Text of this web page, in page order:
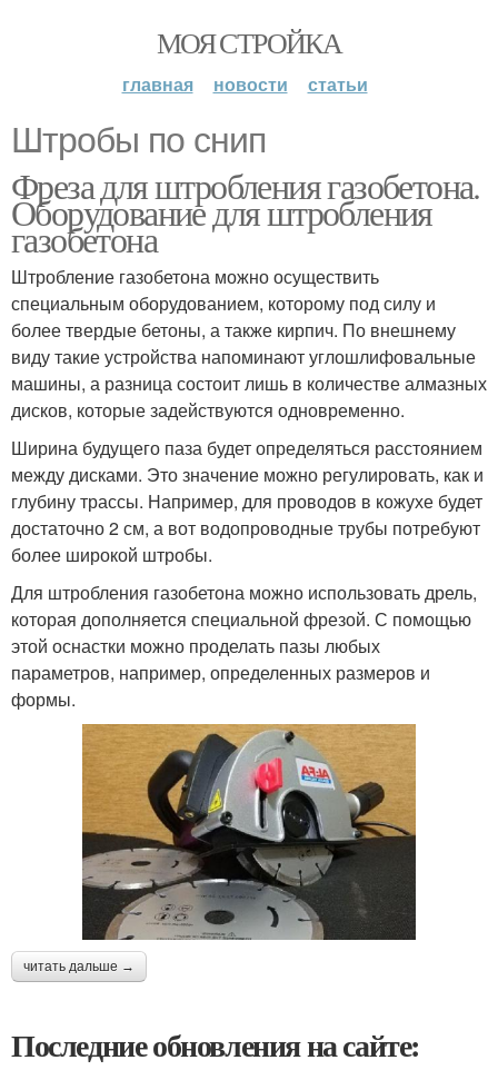
МОЯ СТРОЙКА
главная новости статьи
Штробы по снип
Фреза для штробления газобетона.
Оборудование для штробления
газобетона
Штробление газобетона можно осуществить
специальным оборудованием, которому под силу и
более твердые бетоны, а также кирпич. По внешнему
виду такие устройства напоминают углошлифовальные
машины, а разница состоит лишь в количестве алмазных
дисков, которые задействуются одновременно.
Ширина будущего паза будет определяться расстоянием
между дисками. Это значение можно регулировать, как и
глубину трассы. Например, для проводов в кожухе будет
достаточно 2 см, а вот водопроводные трубы потребуют
более широкой штробы.
Для штробления газобетона можно использовать дрель,
которая дополняется специальной фрезой. С помощью
этой оснастки можно проделать пазы любых
параметров, например, определенных размеров и
формы.
читать дальше →
Последние обновления на сайте: